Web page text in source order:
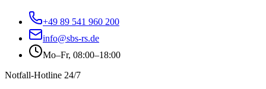
+49 89 541 960 200
info@sbs-rs.de
Mo–Fr, 08:00–18:00
Notfall-Hotline 24/7